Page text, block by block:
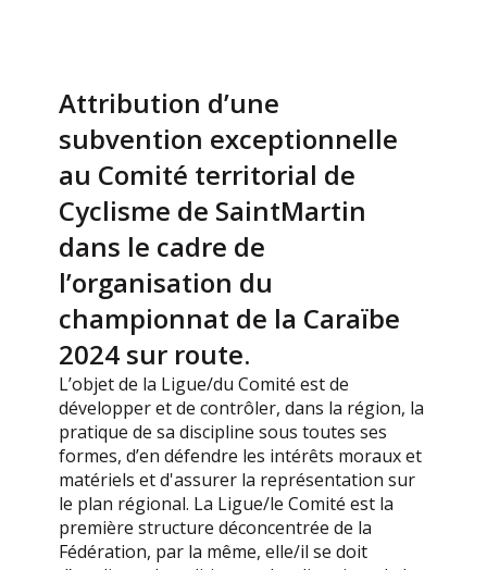
Attribution d’une
subvention exceptionnelle
au Comité territorial de
Cyclisme de SaintMartin
dans le cadre de
l’organisation du
championnat de la Caraïbe
2024 sur route.
L’objet de la Ligue/du Comité est de
développer et de contrôler, dans la région, la
pratique de sa discipline sous toutes ses
formes, d’en défendre les intérêts moraux et
matériels et d'assurer la représentation sur
le plan régional. La Ligue/le Comité est la
première structure déconcentrée de la
Fédération, par la même, elle/il se doit